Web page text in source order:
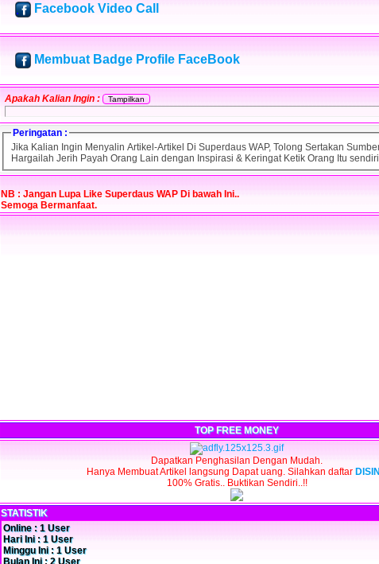
Facebook Video Call
Membuat Badge Profile FaceBook
Apakah Kalian Ingin :
Peringatan :
Jika Kalian Ingin Menyalin Artikel-Artikel Di Superdaus WAP, Tolong Sertakan
Hargailah Jerih Payah Orang Lain dengan Inspirasi & Keringat Ketik Orang Itu
NB : Jangan Lupa Like Superdaus WAP Di bawah Ini..
Semoga Bermanfaat.
TOP FREE MONEY
Dapatkan Penghasilan Dengan Mudah.
Hanya Membuat Artikel langsung Dapat uang. Silahkan daftar DISINI
100% Gratis.. Buktikan Sendiri..!!
STATISTIK
Online : 1 User
Hari Ini : 1 User
Minggu Ini : 1 User